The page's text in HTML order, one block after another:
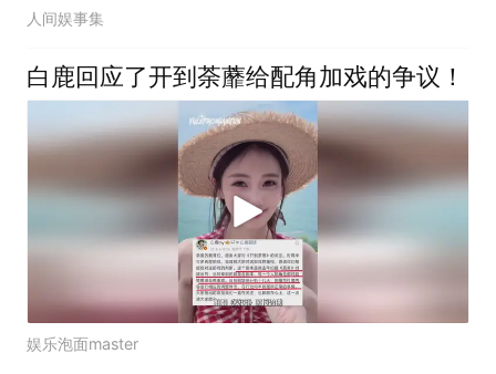
人间娱事集
白鹿回应了开到荼蘼给配角加戏的争议！
娱乐泡面master